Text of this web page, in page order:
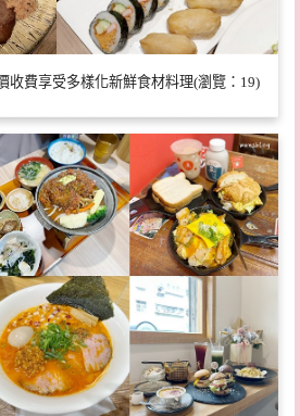
收費享受多樣化新鮮食材料理(瀏覽：19)